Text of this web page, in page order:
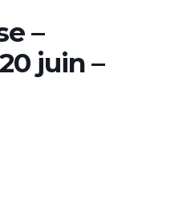
–
juin –